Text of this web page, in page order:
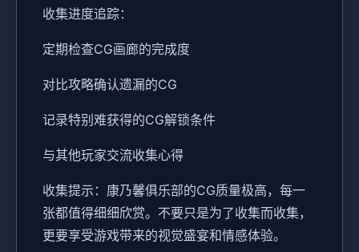
收集进度追踪：
定期检查CG画廊的完成度
对比攻略确认遗漏的CG
记录特别难获得的CG解锁条件
与其他玩家交流收集心得
收集提示：康乃馨俱乐部的CG质量极高，每一
张都值得细细欣赏。不要只是为了收集而收集，
更要享受游戏带来的视觉盛宴和情感体验。